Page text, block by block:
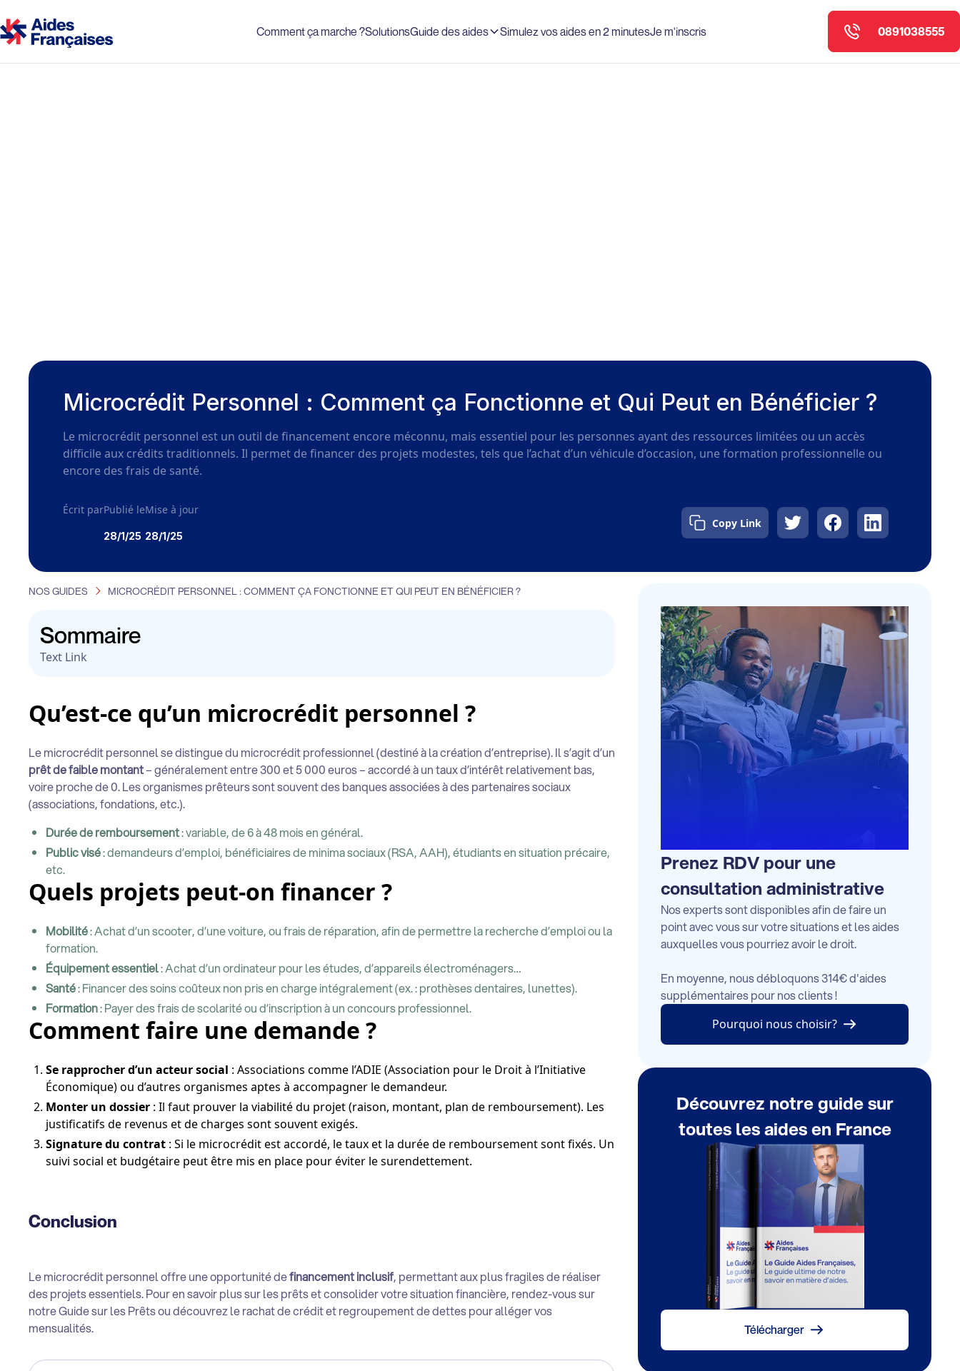
Comment ça marche ?SolutionsGuide des aides Simulez vos aides en 2 minutesJe m'inscris 0891038555
Microcrédit Personnel : Comment ça Fonctionne et Qui Peut en Bénéficier ?
Le microcrédit personnel est un outil de financement encore méconnu, mais essentiel pour les personnes ayant des ressources limitées ou un accès
difficile aux crédits traditionnels. Il permet de financer des projets modestes, tels que l’achat d’un véhicule d’occasion, une formation professionnelle ou
encore des frais de santé.
Écrit parPublié le
28/1/25
Mise à jour
28/1/25
Copy Link
NOS GUIDES MICROCRÉDIT PERSONNEL : COMMENT ÇA FONCTIONNE ET QUI PEUT EN BÉNÉFICIER ?
Sommaire
Text Link
Qu’est-ce qu’un microcrédit personnel ?
Le microcrédit personnel se distingue du microcrédit professionnel (destiné à la création d’entreprise). Il s’agit d’un
prêt de faible montant– généralement entre 300 et 5 000 euros – accordé à un taux d’intérêt relativement bas,
voire proche de 0. Les organismes prêteurs sont souvent des banques associées à des partenaires sociaux
(associations, fondations, etc.).
Durée de remboursement: variable, de 6 à 48 mois en général.
Public visé: demandeurs d’emploi, bénéficiaires de minima sociaux (RSA, AAH), étudiants en situation précaire,
etc.
Quels projets peut-on financer ?
Mobilité: Achat d’un scooter, d’une voiture, ou frais de réparation, afin de permettre la recherche d’emploi ou la
formation.
Équipement essentiel: Achat d’un ordinateur pour les études, d’appareils électroménagers…
Santé: Financer des soins coûteux non pris en charge intégralement (ex. : prothèses dentaires, lunettes).
Formation: Payer des frais de scolarité ou d’inscription à un concours professionnel.
Comment faire une demande ?
Se rapprocher d’un acteur social : Associations comme l’ADIE (Association pour le Droit à l’Initiative
Économique) ou d’autres organismes aptes à accompagner le demandeur.
Monter un dossier : Il faut prouver la viabilité du projet (raison, montant, plan de remboursement). Les
justificatifs de revenus et de charges sont souvent exigés.
Signature du contrat : Si le microcrédit est accordé, le taux et la durée de remboursement sont fixés. Un
suivi social et budgétaire peut être mis en place pour éviter le surendettement.
Conclusion
Le microcrédit personnel offre une opportunité definancement inclusif, permettant aux plus fragiles de réaliser
des projets essentiels. Pour en savoir plus sur les prêts et consolider votre situation financière, rendez-vous sur
notreGuide sur les Prêtsou découvrez le rachat de crédit et regroupement de dettes pour alléger vos
mensualités.
Prenez RDV pour une
consultation administrative
Nos experts sont disponibles afin de faire un
point avec vous sur votre situations et les aides
auxquelles vous pourriez avoir le droit.
En moyenne, nous débloquons 314€ d'aides
supplémentaires pour nos clients !
Pourquoi nous choisir?
Découvrez notre guide sur
toutes les aides en France
Télécharger